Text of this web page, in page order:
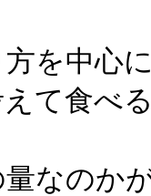
を中心
て食べ
なのか